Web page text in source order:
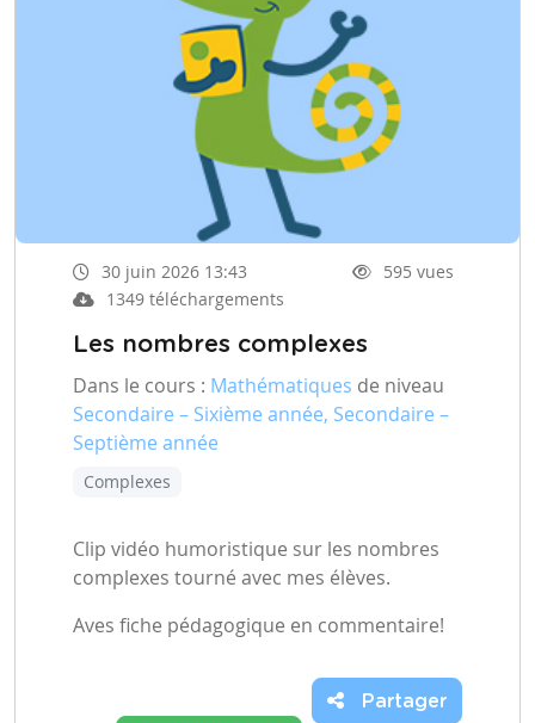
30 juin 2026 13:43
595 vues
1349 téléchargements
Les nombres complexes
Dans le cours : Mathématiques de niveau
Secondaire – Sixième année, Secondaire –
Septième année
Complexes
Clip vidéo humoristique sur les nombres
complexes tourné avec mes élèves.
Aves fiche pédagogique en commentaire!
Partager